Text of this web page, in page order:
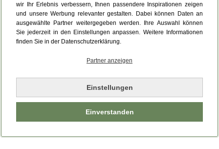
wir Ihr Erlebnis verbessern, Ihnen passendere Inspirationen zeigen
und unsere Werbung relevanter gestalten. Dabei können Daten an
ausgewählte Partner weitergegeben werden. Ihre Auswahl können
Sie jederzeit in den Einstellungen anpassen. Weitere Informationen
finden Sie in der Datenschutzerklärung.
Partner anzeigen
Einstellungen
Einverstanden